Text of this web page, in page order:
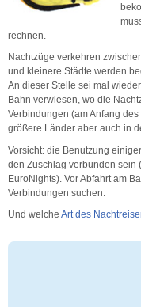
rechnen.
Nachtzüge verkehren
und kleinere Städte werden
An dieser Stelle sei mal
Bahn verwiesen, wo die
Verbindungen (am Anfang
größere Länder aber auch in
Vorsicht: die Benutzung
den Zuschlag verbunden sein
EuroNights). Vor Abfahrt am
Verbindungen suchen.
Und welche Art des